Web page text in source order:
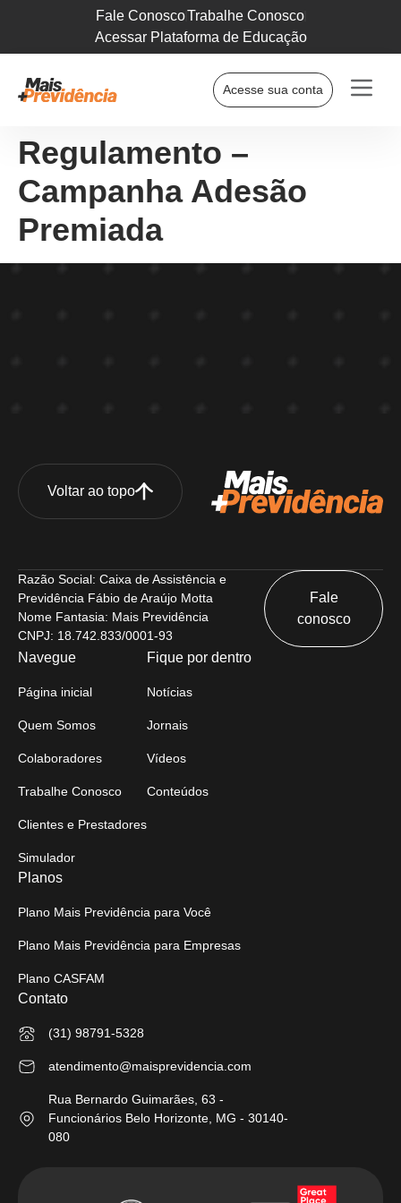
Fale ConoscoTrabalhe Conosco
Acessar Plataforma de Educação
Acesse sua conta
Regulamento –
Campanha Adesão
Premiada
Voltar ao topo
Razão Social: Caixa de Assistência e
Previdência Fábio de Araújo Motta
Nome Fantasia: Mais Previdência
CNPJ: 18.742.833/0001-93
Fale
conosco
Navegue
Página inicial
Quem Somos
Colaboradores
Trabalhe Conosco
Clientes e Prestadores
Simulador
Fique por dentro
Notícias
Jornais
Vídeos
Conteúdos
Planos
Plano Mais Previdência para Você
Plano Mais Previdência para Empresas
Plano CASFAM
Contato
(31) 98791-5328
atendimento@maisprevidencia.com
Rua Bernardo Guimarães, 63 -
Funcionários Belo Horizonte, MG - 30140-
080